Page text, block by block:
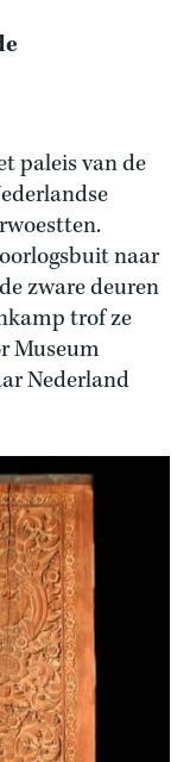
paleis van de
naar
zware deuren
trof ze
Museum
Nederland